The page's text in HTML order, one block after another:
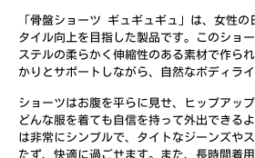
「骨盤ショーツ ギュギュギュ」は、女性の
タイル向上を目指した製品です。このショ
ステルの柔らかく伸縮性のある素材で作ら
かりとサポートしながら、自然なボディライ
ショーツはお腹を平らに見せ、ヒップアッ
どんな服を着ても自信を持って外出できる
は非常にシンプルで、タイトなジーンズや
たず、快適に過ごせます。また、長時間着